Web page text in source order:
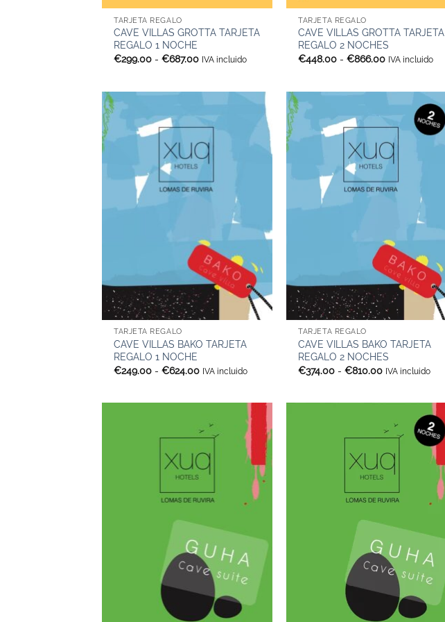
TARJETA REGALO
CAVE VILLAS GROTTA TARJETA
REGALO 1 NOCHE
€299.00 - €687.00Rango
hasta
IVA incluido
TARJETA REGALO
CAVE VILLAS GROTTA TARJETA
REGALO 2 NOCHES
€448.00 - €866.00Rango
hasta
€866.00
IVA incluido
+
TARJETA REGALO
CAVE VILLAS BAKO TARJETA
REGALO 1 NOCHE
€249.00 - €624.00Rango
€624.00
IVA incluido
+
TARJETA REGALO
CAVE VILLAS BAKO TARJETA
REGALO 2 NOCHES
€374.00 - €810.00Rango
€810.00
IVA incluido